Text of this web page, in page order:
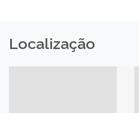
Localização